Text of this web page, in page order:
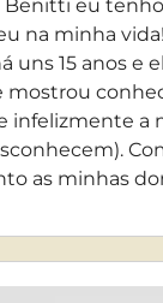
Benitti eu
na minha
uns 15 anos e
mostrou
infelizmente a
as minhas